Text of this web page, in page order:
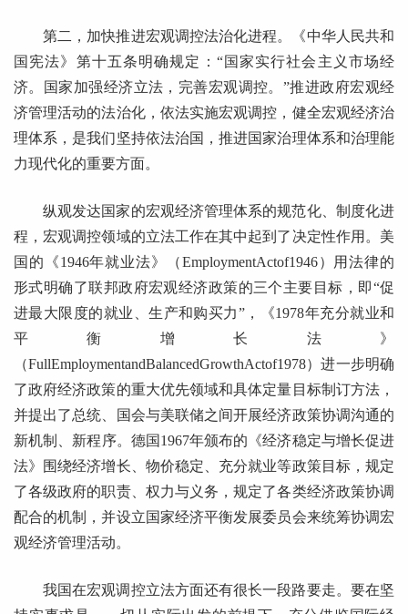
第二，加快推进宏观调控法治化进程。《中华人民共和
国宪法》第十五条明确规定：“国家实行社会主义市场经
济。国家加强经济立法，完善宏观调控。”推进政府宏观经
济管理活动的法治化，依法实施宏观调控，健全宏观经济治
理体系，是我们坚持依法治国，推进国家治理体系和治理能
力现代化的重要方面。
纵观发达国家的宏观经济管理体系的规范化、制度化进
程，宏观调控领域的立法工作在其中起到了决定性作用。美
国的《1946年就业法》（EmploymentActof1946）用法律的
形式明确了联邦政府宏观经济政策的三个主要目标，即“促
进最大限度的就业、生产和购买力”，《1978年充分就业和
平衡增长法》
（FullEmploymentandBalancedGrowthActof1978）进一步明确
了政府经济政策的重大优先领域和具体定量目标制订方法，
并提出了总统、国会与美联储之间开展经济政策协调沟通的
新机制、新程序。德国1967年颁布的《经济稳定与增长促进
法》围绕经济增长、物价稳定、充分就业等政策目标，规定
了各级政府的职责、权力与义务，规定了各类经济政策协调
配合的机制，并设立国家经济平衡发展委员会来统筹协调宏
观经济管理活动。
我国在宏观调控立法方面还有很长一段路要走。要在坚